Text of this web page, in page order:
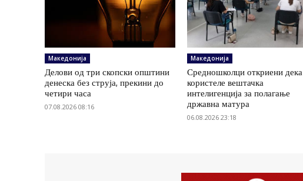
Македонија
Делови од три скопски општини
денеска без струја, прекини до
четири часа
07.08.2026 08:16
Македонија
Средношколци откриени дека
користеле вештачка
интелигенција за полагање
државна матура
06.08.2026 23:18